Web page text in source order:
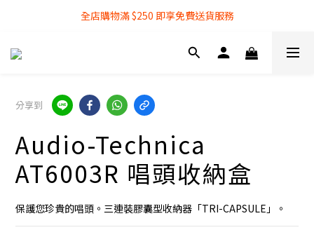
全店購物滿 $250 即享免費送貨服務
全店購物滿 $250 即享免費送貨服務
『銀行轉帳』付款方式 可享額外 3% 折扣回贈
分享到
Audio-Technica
AT6003R 唱頭收納盒
保護您珍貴的唱頭。三連裝膠囊型收納器「TRI-CAPSULE」。